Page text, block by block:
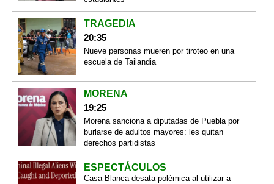
TRAGEDIA
20:35
Nueve personas mueren por tiroteo en una
escuela de Tailandia
MORENA
19:25
Morena sanciona a diputadas de Puebla por
burlarse de adultos mayores: les quitan
derechos partidistas
ESPECTÁCULOS
Casa Blanca desata polémica al utilizar a